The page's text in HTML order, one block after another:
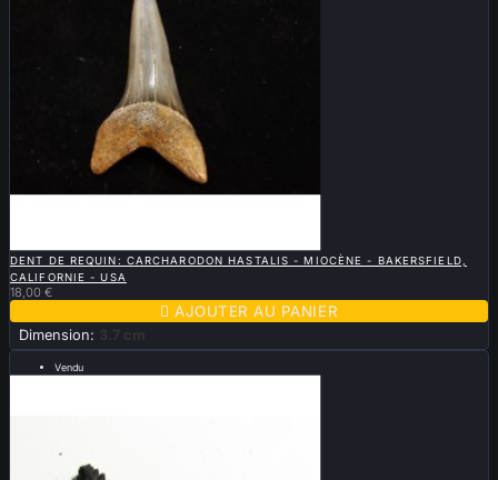
DENT DE REQUIN: CARCHARODON HASTALIS - MIOCÈNE - BAKERSFIELD,
CALIFORNIE - USA
18,00 €
 AJOUTER AU PANIER
Dimension: 3.7 cm
Vendu
.....13cm.....